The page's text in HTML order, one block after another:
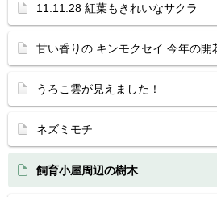
11.11.28 紅葉もきれいなサクラ
甘い香りの キンモクセイ 今年の開
うろこ雲が見えました！
ネズミモチ
飼育小屋周辺の樹木